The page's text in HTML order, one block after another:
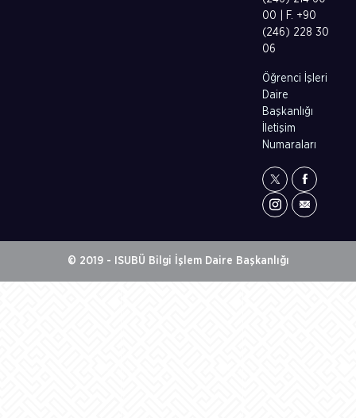
00 | F. +90
(246) 228 30
06
Öğrenci İşleri
Daire
Başkanlığı
İletişim
Numaraları
© 2019 - ISUBÜ Bilgi İşlem Daire Başkanlığı